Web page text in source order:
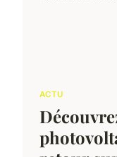
ACTU